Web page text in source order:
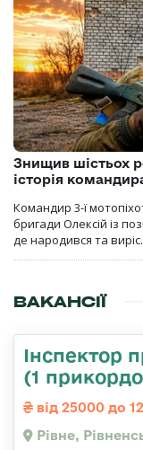
Знищив шістьох
історія
Командир 3-ї
бригади Олексій із
де народився та виріс.
ВАКАНСІЇ
Інспектор
(1
від 25000 до
Рівне,